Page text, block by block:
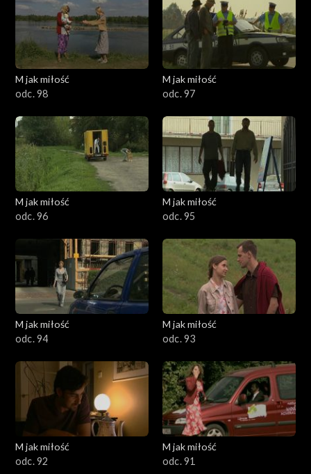
1401–1500
1301–1400
1101–1200
1001–1100
901–1000
801–900
701–800
601–700
401–500
301–400
201–300
M jak miłość
odc. 98
M jak miłość
odc. 97
M jak miłość
odc. 96
M jak miłość
odc. 95
M jak miłość
odc. 94
M jak miłość
odc. 93
M jak miłość
odc. 92
M jak miłość
odc. 91